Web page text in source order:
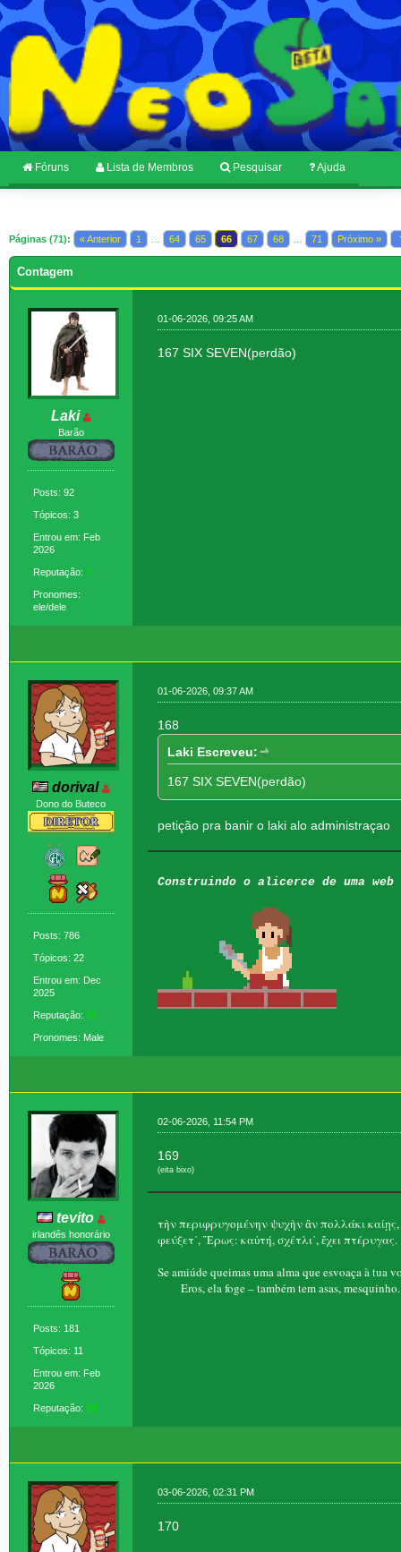
Fóruns Lista de Membros Pesquisar Ajuda
Páginas (71): « Anterior 1 64 65 66 67 68 71 Próximo »
Contagem
Laki
Barão
Posts: 92
Tópicos: 3
Entrou em: Feb
2026
Reputação: 7
Pronomes:
ele/dele
01-06-2026, 09:25 AM
167 SIX SEVEN(perdão)
dorival
Dono do Buteco
Posts: 786
Tópicos: 22
Entrou em: Dec
2025
Reputação: 37
Pronomes: Male
01-06-2026, 09:37 AM
168
Laki Escreveu:
167 SIX SEVEN(perdão)
petição pra banir o laki alo administraçao
Construindo o alicerce de uma
tevito
irlandês honorário
Posts: 181
Tópicos: 11
Entrou em: Feb
2026
Reputação: 24
02-06-2026, 11:54 PM
169
(eita bixo)
τὴν περιφρυγομένην ψυχὴν ἂν πολλάκι καίῃς,
φεύξετ᾽, Ἔρως: καὐτή, σχέτλι᾽, ἔχει πτέρυγας.
Se amiúde queimas uma alma que esvoaça à tua
Eros, ela foge – também tem asas, mesquinho.
03-06-2026, 02:31 PM
170